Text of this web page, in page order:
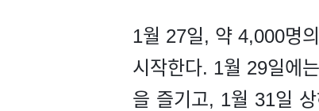
1월 27일, 약 4,000명
시작한다. 1월 29일에
을 즐기고, 1월 31일